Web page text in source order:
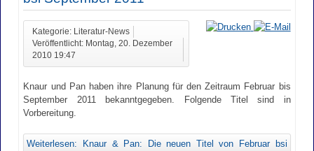
Kategorie: Literatur-News
Veröffentlicht: Montag, 20. Dezember
2010 19:47
Knaur und Pan haben ihre Planung für den Zeitraum Februar bis
September 2011 bekanntgegeben. Folgende Titel sind in
Vorbereitung.
Weiterlesen: Knaur & Pan: Die neuen Titel von Februar bsi